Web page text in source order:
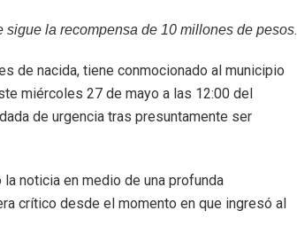
la recompensa de 10 millones de pesos.
de nacida, tiene conmocionado al municipio
miércoles 27 de mayo a las 12:00 del
de urgencia tras presuntamente ser
noticia en medio de una profunda
crítico desde el momento en que ingresó al